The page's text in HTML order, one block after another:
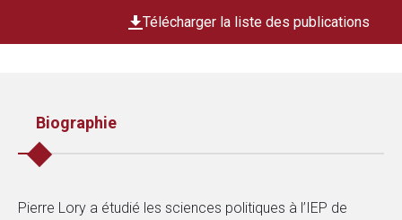
Télécharger la liste des publications
Biographie
Pierre Lory a étudié les sciences politiques à l’IEP de